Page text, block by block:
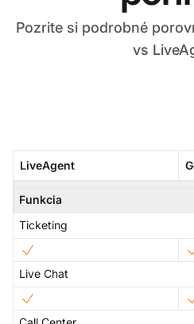
Pozrite si podrobné
vs
LiveAgent
Funkcia
Ticketing
Live Chat